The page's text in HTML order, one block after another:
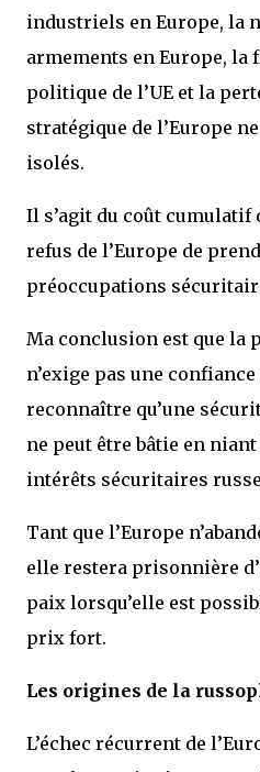
industriels en Europe, la
armements en Europe, la
politique de l’UE et la
stratégique de l’Europe
isolés.
Il s’agit du coût cumulatif
refus de l’Europe de
préoccupations
Ma conclusion est que la
n’exige pas une
reconnaître qu’une
ne peut être bâtie en
intérêts sécuritaires
Tant que l’Europe
elle restera prisonnière
paix lorsqu’elle est
prix fort.
Les origines de la
L’échec récurrent de